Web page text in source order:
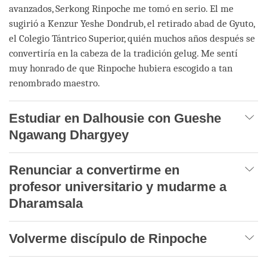
avanzados, Serkong Rinpoche me tomó en serio. El me
sugirió a Kenzur Yeshe Dondrub, el retirado abad de Gyuto,
el Colegio Tántrico Superior, quién muchos años después se
convertiría en la cabeza de la tradición gelug. Me sentí
muy honrado de que Rinpoche hubiera escogido a tan
renombrado maestro.
Estudiar en Dalhousie con Gueshe
Ngawang Dhargyey
Renunciar a convertirme en
profesor universitario y mudarme a
Dharamsala
Volverme discípulo de Rinpoche